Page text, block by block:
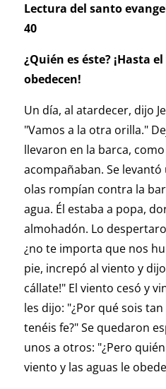
Lectura del santo
40
¿Quién es éste? ¡Hasta
obedecen!
Un día, al atardecer, dijo
"Vamos a la otra orilla."
llevaron en la barca,
acompañaban. Se
olas rompían contra la
agua. Él estaba a popa,
almohadón. Lo
¿no te importa que nos
pie, increpó al viento y
cállate!" El viento cesó y
les dijo: "¿Por qué sois
tenéis fe?" Se quedaron
unos a otros: "¿Pero quién
viento y las aguas le